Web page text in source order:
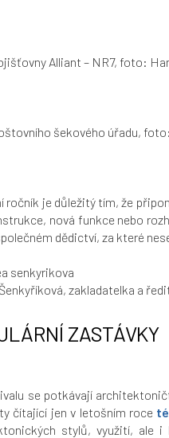
Alliant – NR7, foto:
šekového úřadu,
ročník je důležitý tím, že
nová funkce nebo
dědictví, za které
zakladatelka a
ZASTÁVKY
se potkávají
čítající jen v letošním roce
stylů, využití, ale